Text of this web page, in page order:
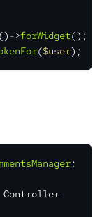
()->forWidget
($user);
;
Controller